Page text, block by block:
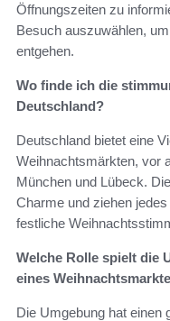
Öffnungszeiten zu
Besuch auszuwählen,
entgehen.
Wo finde ich die
Deutschland?
Deutschland bietet eine
Weihnachtsmärkten, vor
München und Lübeck.
Charme und ziehen
festliche
Welche Rolle spielt die
eines
Die Umgebung hat einen